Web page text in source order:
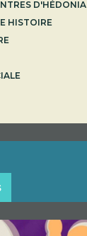
D'HÉDONIA
HISTOIRE